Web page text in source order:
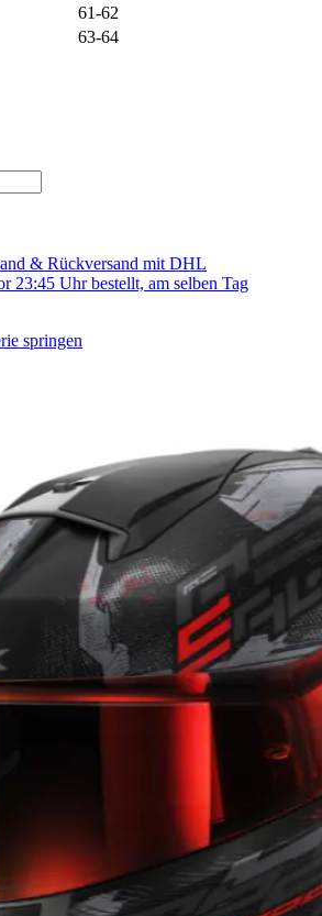
61-62
63-64
& Rückversand mit DHL
23:45 Uhr bestellt, am selben Tag
springen